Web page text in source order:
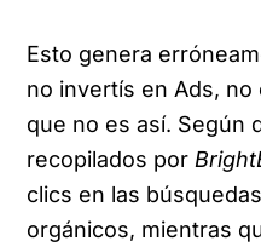
Esto genera
no invertís en Ads, no
que no es así. Según
recopilados por
clics en las
orgánicos, mientras